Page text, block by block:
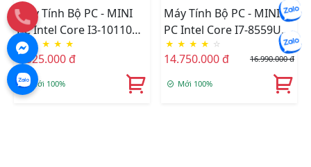
Máy Tính Bộ PC - MINI
PC Intel Core I3-10110U -
KHÔNG RAM , KHÔNG
SSD
★ ★ ★ ★ ★
7.325.000 đ
Mới 100%
Máy Tính Bộ PC - MINI
PC Intel Core I7-8559U
SSD 500GB RAM 8GB
★ ★ ★ ★ ☆
14.750.000 đ 16.990.000 đ
Mới 100%